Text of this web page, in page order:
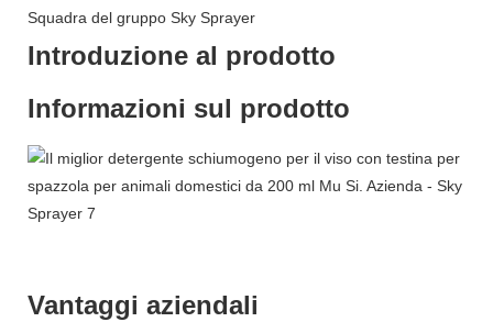
Squadra del gruppo Sky Sprayer
Introduzione al prodotto
Informazioni sul prodotto
Vantaggi aziendali